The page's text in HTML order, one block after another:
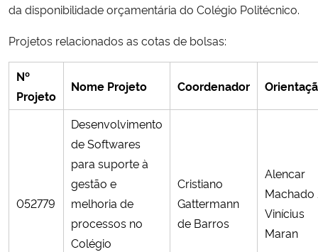
da disponibilidade orçamentária do Colégio Politécnico.
Projetos relacionados as cotas de bolsas:
Nº
Projeto
Nome Projeto Coordenador
052779
Desenvolvimento
de Softwares
para suporte à
gestão e
melhoria de
processos no
Colégio
Cristiano
Gattermann
de Barros
Alencar
Vinícius
Maran